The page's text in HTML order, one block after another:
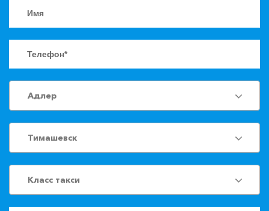
Адлер
Тимашевск
Класс такси